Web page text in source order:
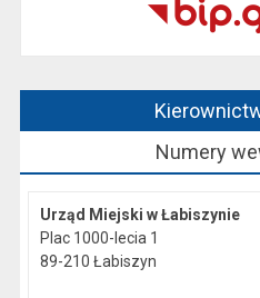
Numery
Urząd Miejski w Łabiszynie
Plac 1000-lecia 1
89-210 Łabiszyn